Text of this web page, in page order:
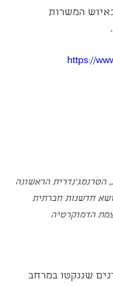
המשרות
https://
הראשונה
חדשנות חברתית
הדמוקרטיה
שננקטו במרחב